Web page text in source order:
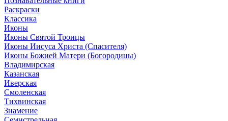
Раскраски
Классика
Иконы
Иконы Святой Троицы
Иконы Иисуса Христа (Спасителя)
Иконы Божией Матери (Богородицы)
Владимирская
Казанская
Иверская
Смоленская
Тихвинская
Знамение